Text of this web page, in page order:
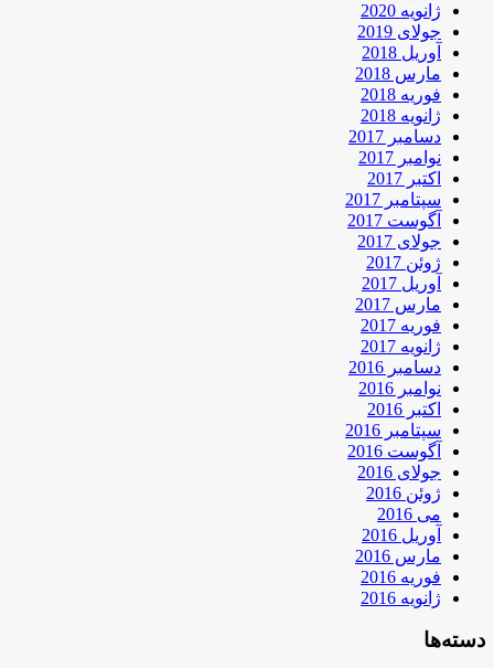
ژانویه 2020
جولای 2019
آوریل 2018
مارس 2018
فوریه 2018
ژانویه 2018
دسامبر 2017
نوامبر 2017
اکتبر 2017
سپتامبر 2017
آگوست 2017
جولای 2017
ژوئن 2017
آوریل 2017
مارس 2017
فوریه 2017
ژانویه 2017
دسامبر 2016
نوامبر 2016
اکتبر 2016
سپتامبر 2016
آگوست 2016
جولای 2016
ژوئن 2016
می 2016
آوریل 2016
مارس 2016
فوریه 2016
ژانویه 2016
دسته‌ها